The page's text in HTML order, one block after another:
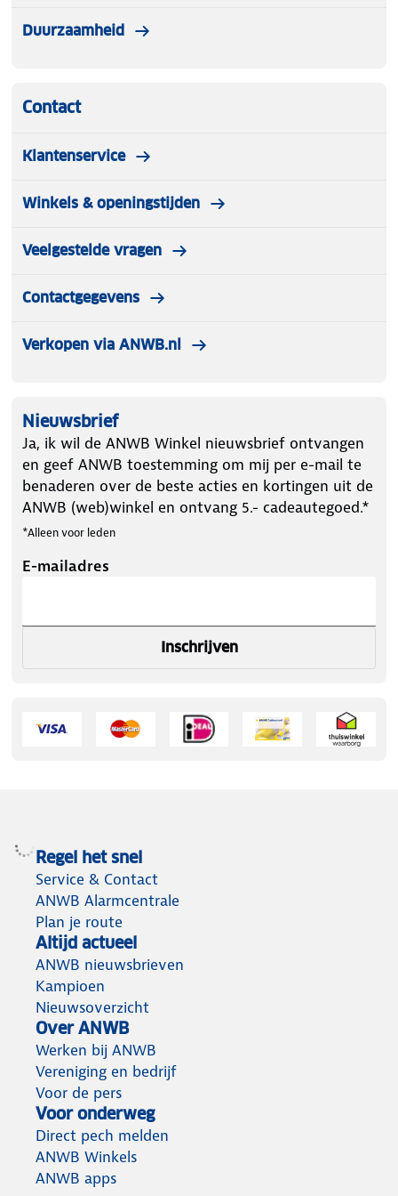
Duurzaamheid
Contact
Klantenservice
Winkels & openingstijden
Veelgestelde vragen
Contactgegevens
Verkopen via ANWB.nl
Nieuwsbrief
Ja, ik wil de ANWB Winkel nieuwsbrief ontvangen
en geef ANWB toestemming om mij per e-mail te
benaderen over de beste acties en kortingen uit de
ANWB (web)winkel en ontvang 5.- cadeautegoed.*
*Alleen voor leden
E-mailadres
Inschrijven
Regel het snel
Service & Contact
ANWB Alarmcentrale
Plan je route
Altijd actueel
ANWB nieuwsbrieven
Kampioen
Nieuwsoverzicht
Over ANWB
Werken bij ANWB
Vereniging en bedrijf
Voor de pers
Voor onderweg
Direct pech melden
ANWB Winkels
ANWB apps